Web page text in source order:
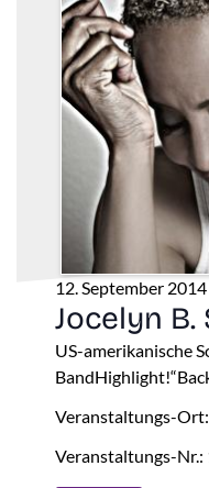
12. September
Jocelyn B.
US-amerikanische
Veranstaltungs-Ort:
Veranstaltungs-Nr.: